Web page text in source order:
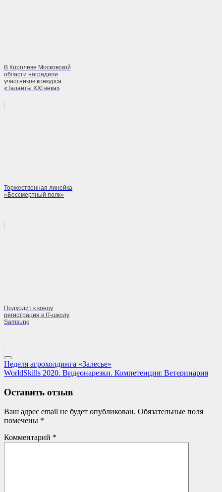
В Королеве Московской
области наградили
участников конкурса
«Таланты ХХI века»
Торжественная линейка
«Бессмертный полк»
Подходит к концу
регистрация в IT-школу
Samsung
Навигация
по
записям
Previous
Post:
Неделя агрохолдинга «Залесье»
Next
WorldSkills 2020. Видеонарезки. Компетенция: Ветеринария
Оставить отзыв
Ваш адрес email не будет опубликован. Обязательные поля
помечены *
Комментарий *